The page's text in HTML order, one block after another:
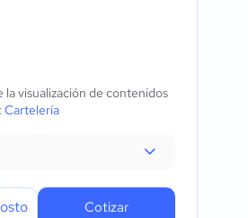
visualización de contenidos
Cartelería
Cotizar